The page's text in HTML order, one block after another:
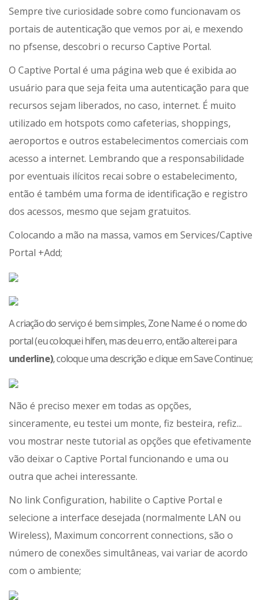
Sempre tive curiosidade sobre como funcionavam os
portais de autenticação que vemos por ai, e mexendo
no pfsense, descobri o recurso Captive Portal.
O Captive Portal é uma página web que é exibida ao
usuário para que seja feita uma autenticação para que
recursos sejam liberados, no caso, internet. É muito
utilizado em hotspots como cafeterias, shoppings,
aeroportos e outros estabelecimentos comerciais com
acesso a internet. Lembrando que a responsabilidade
por eventuais ilícitos recai sobre o estabelecimento,
então é também uma forma de identificação e registro
dos acessos, mesmo que sejam gratuitos.
Colocando a mão na massa, vamos em Services/Captive
Portal +Add;
A criação do serviço é bem simples, Zone Name é o nome do
portal (eu coloquei hífen, mas deu erro, então alterei para
underline), coloque uma descrição e clique em Save Continue;
Não é preciso mexer em todas as opções,
sinceramente, eu testei um monte, fiz besteira, refiz...
vou mostrar neste tutorial as opções que efetivamente
vão deixar o Captive Portal funcionando e uma ou
outra que achei interessante.
No link Configuration, habilite o Captive Portal e
selecione a interface desejada (normalmente LAN ou
Wireless), Maximum concorrent connections, são o
número de conexões simultâneas, vai variar de acordo
com o ambiente;